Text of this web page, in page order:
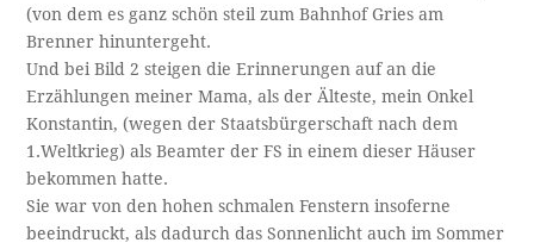
(von dem es ganz schön steil zum Bahnhof Gries am
Brenner hinuntergeht.
Und bei Bild 2 steigen die Erinnerungen auf an die
Erzählungen meiner Mama, als der Älteste, mein Onkel
Konstantin, (wegen der Staatsbürgerschaft nach dem
1.Weltkrieg) als Beamter der FS in einem dieser Häuser
bekommen hatte.
Sie war von den hohen schmalen Fenstern insoferne
beeindruckt, als dadurch das Sonnenlicht auch im Sommer